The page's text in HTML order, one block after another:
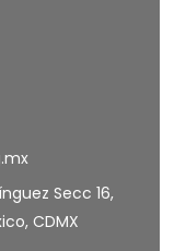
Secc 16,
CDMX